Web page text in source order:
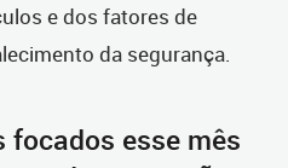
e dos fatores de
da segurança.
focados esse mês